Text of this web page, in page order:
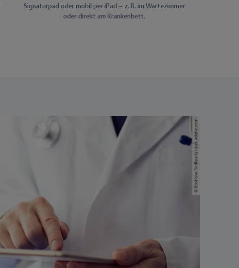
Signaturpad oder mobil per iPad – z. B. im Wartezimmer
oder direkt am Krankenbett.